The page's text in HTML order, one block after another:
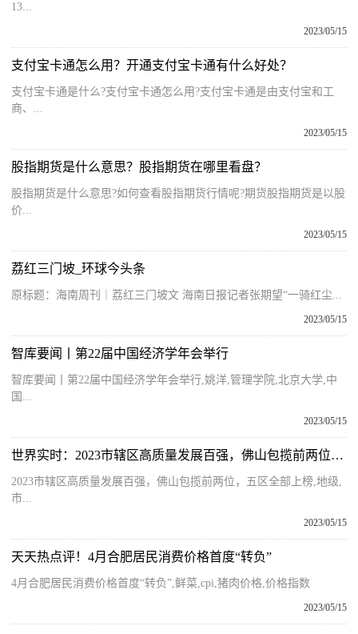
13...
2023/05/15
支付宝卡通怎么用？开通支付宝卡通有什么好处？
支付宝卡通是什么?支付宝卡通怎么用?支付宝卡通是由支付宝和工
商、...
2023/05/15
股指期货是什么意思？股指期货在哪里看盘？
股指期货是什么意思?如何查看股指期货行情呢?期货股指期货是以股
价...
2023/05/15
荔红三门坡_环球今头条
原标题：海南周刊｜荔红三门坡文 海南日报记者张期望“一骑红尘...
2023/05/15
智库要闻丨第22届中国经济学年会举行
智库要闻丨第22届中国经济学年会举行,姚洋,管理学院,北京大学,中
国...
2023/05/15
世界实时：2023市辖区高质量发展百强，佛山包揽前两位，五区全部上榜
2023市辖区高质量发展百强，佛山包揽前两位，五区全部上榜,地级,
市...
2023/05/15
天天热点评！4月合肥居民消费价格首度“转负”
4月合肥居民消费价格首度“转负”,鲜菜,cpi,猪肉价格,价格指数
2023/05/15